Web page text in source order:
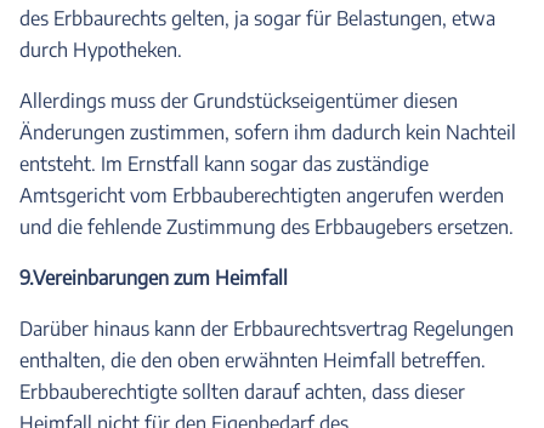
des Erbbaurechts gelten, ja sogar für Belastungen, etwa
durch Hypotheken.
Allerdings muss der Grundstückseigentümer diesen
Änderungen zustimmen, sofern ihm dadurch kein Nachteil
entsteht. Im Ernstfall kann sogar das zuständige
Amtsgericht vom Erbbauberechtigten angerufen werden
und die fehlende Zustimmung des Erbbaugebers ersetzen.
9.Vereinbarungen zum Heimfall
Darüber hinaus kann der Erbbaurechtsvertrag Regelungen
enthalten, die den oben erwähnten Heimfall betreffen.
Erbbauberechtigte sollten darauf achten, dass dieser
Heimfall nicht für den Eigenbedarf des